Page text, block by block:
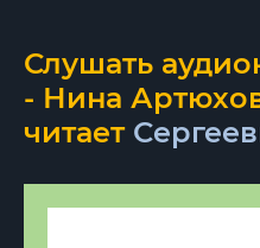
Слушать
- Нина
читает